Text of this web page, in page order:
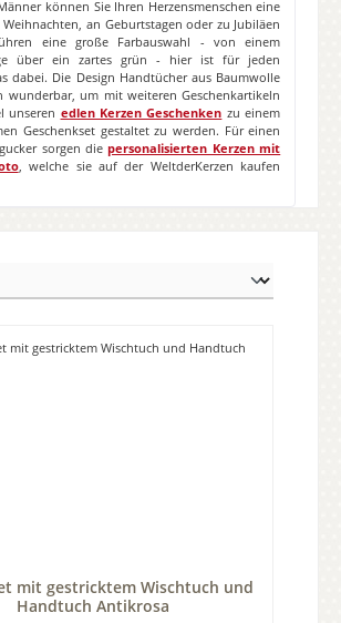
können Sie Ihren Herzensmenschen eine
an Geburtstagen oder zu Jubiläen
eine große Farbauswahl - von einem
über ein zartes grün - hier ist für jeden
dabei. Die Design Handtücher aus Baumwolle
wunderbar, um mit weiteren Geschenkartikeln
unseren edlen Kerzen Geschenken zu einem
Geschenkset gestaltet zu werden. Für einen
sorgen diepersonalisierten Kerzen mit
, welche sie auf der WeltderKerzen kaufen
mit gestricktem Wischtuch und
Handtuch Antikrosa